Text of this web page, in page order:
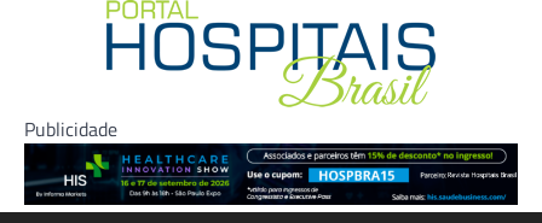
Publicidade